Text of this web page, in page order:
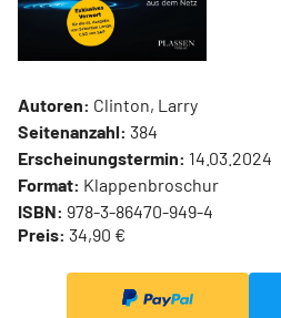
Autoren: Clinton, Larry
Seitenanzahl: 384
Erscheinungstermin: 14.03.2024
Format: Klappenbroschur
ISBN: 978-3-86470-949-4
Preis: 34,90 €